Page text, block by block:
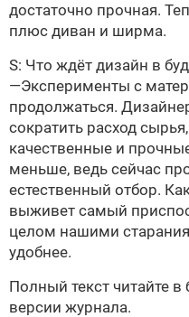
достаточно прочная.
плюс диван и ширма.
S: Что ждёт дизайн в
—Эксперименты с
продолжаться.
сократить расход
качественные и
меньше, ведь сейчас
естественный отбор.
выживет самый
целом нашими
удобнее.
Полный текст читайте
версии журнала.